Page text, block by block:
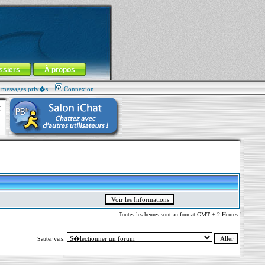
À propos
priv�s Connexion
Toutes les heures sont au format GMT + 2 Heures
Sauter vers: